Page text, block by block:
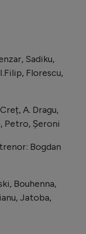
Sadiku,
Florescu,
A. Dragu,
Petro, Șeroni
Bogdan
Bouhenna,
Jatoba,